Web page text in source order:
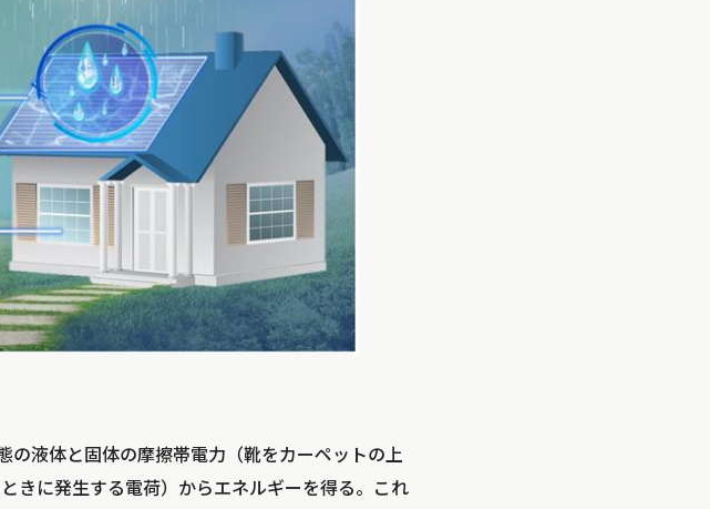
の液体と固体の摩擦帯電力（靴をカーペットの上
きに発生する電荷）からエネルギーを得る。これ